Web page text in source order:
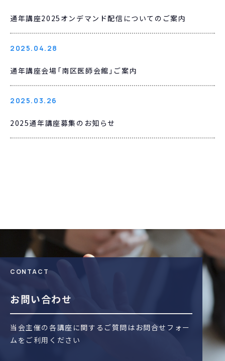
通年講座2025オンデマンド配信についてのご案内
2025.04.28
通年講座会場「南区医師会館」ご案内
2025.03.26
2025通年講座募集のお知らせ
CONTACT
お問い合わせ
当会主催の各講座に関するご質問はお問合せフォー
ムをご利用ください